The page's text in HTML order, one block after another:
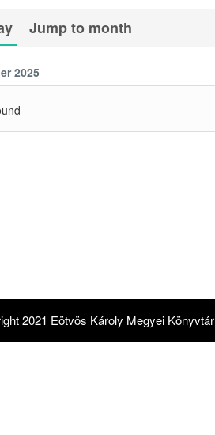
Jump to month
2025
2021 Eötvös Károly Megyei Könyvtár